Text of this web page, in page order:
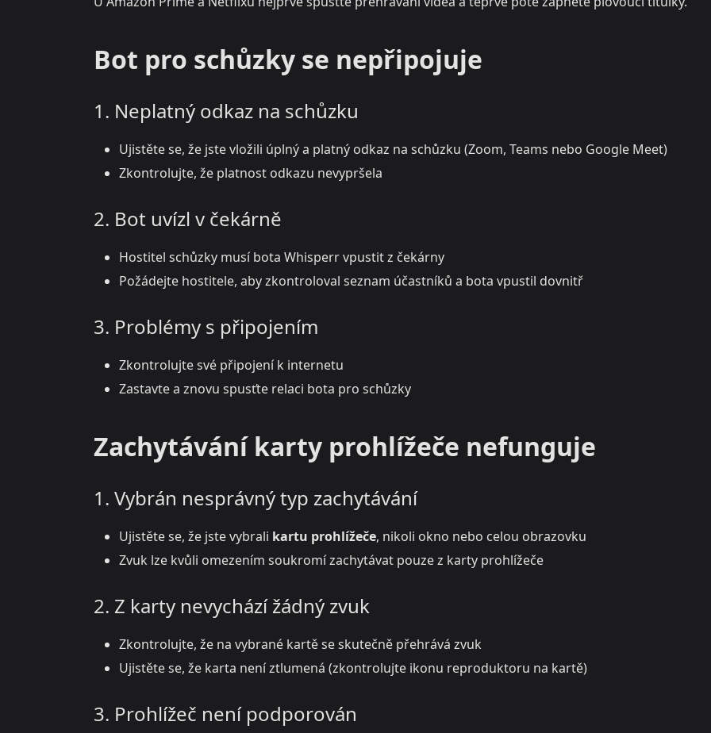
Bot pro schůzky se nepřipojuje
1. Neplatný odkaz na schůzku
Ujistěte se, že jste vložili úplný a platný odkaz na schůzku (Zoom, Teams nebo Google Meet)
Zkontrolujte, že platnost odkazu nevypršela
2. Bot uvízl v čekárně
Hostitel schůzky musí bota Whisperr vpustit z čekárny
Požádejte hostitele, aby zkontroloval seznam účastníků a bota vpustil dovnitř
3. Problémy s připojením
Zkontrolujte své připojení k internetu
Zastavte a znovu spusťte relaci bota pro schůzky
Zachytávání karty prohlížeče nefunguje
1. Vybrán nesprávný typ zachytávání
Ujistěte se, že jste vybrali kartu prohlížeče, nikoli okno nebo celou obrazovku
Zvuk lze kvůli omezením soukromí zachytávat pouze z karty prohlížeče
2. Z karty nevychází žádný zvuk
Zkontrolujte, že na vybrané kartě se skutečně přehrává zvuk
Ujistěte se, že karta není ztlumená (zkontrolujte ikonu reproduktoru na kartě)
3. Prohlížeč není podporován